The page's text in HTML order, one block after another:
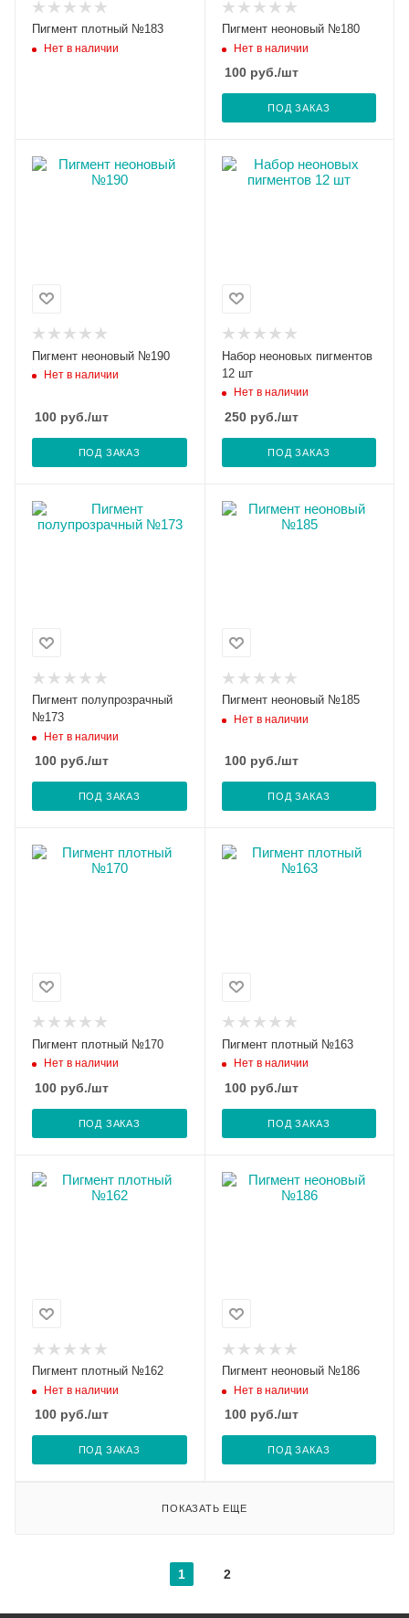
Пигмент плотный №183
Нет в наличии
Пигмент неоновый №180
Нет в наличии
100руб./шт
ПОД ЗАКАЗ
Пигмент неоновый №190
Нет в наличии
100 руб./шт
ПОД ЗАКАЗ
Набор неоновых пигментов
12 шт
Нет в наличии
250руб./шт
ПОД ЗАКАЗ
Пигмент полупрозрачный
№173
Нет в наличии
100 руб./шт
ПОД ЗАКАЗ
Пигмент неоновый №185
Нет в наличии
100руб./шт
ПОД ЗАКАЗ
Пигмент плотный №170
Нет в наличии
100 руб./шт
ПОД ЗАКАЗ
Пигмент плотный №163
Нет в наличии
100руб./шт
ПОД ЗАКАЗ
Пигмент плотный №162
Нет в наличии
100 руб./шт
ПОД ЗАКАЗ
Пигмент неоновый №186
Нет в наличии
100руб./шт
ПОД ЗАКАЗ
ПОКАЗАТЬ ЕЩЕ
1 2